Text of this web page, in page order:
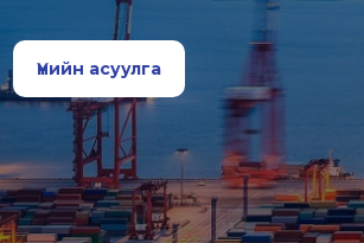
Үнийн асуулга